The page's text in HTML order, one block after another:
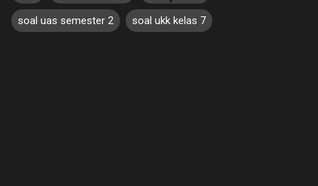
soal uas semester 2 soal ukk kelas 7